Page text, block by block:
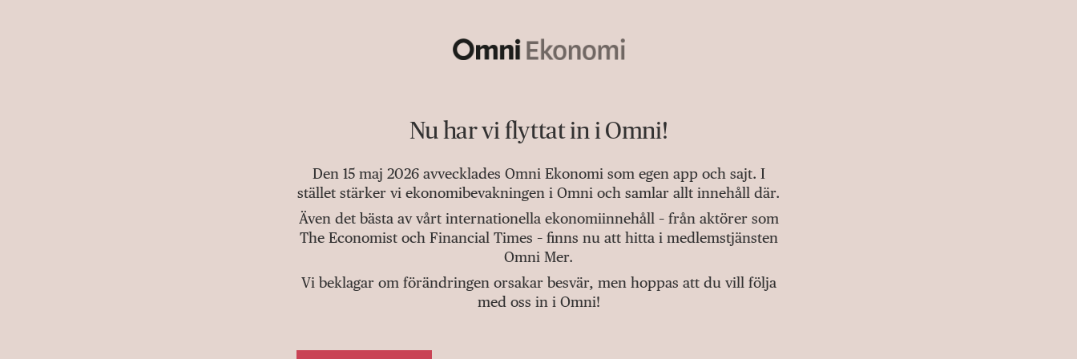
Nu har vi flyttat in i Omni!
Den 15 maj 2026 avvecklades Omni Ekonomi som egen app och sajt. I
stället stärker vi ekonomibevakningen i Omni och samlar allt innehåll där.
Även det bästa av vårt internationella ekonomiinnehåll – från aktörer som
The Economist och Financial Times – finns nu att hitta i medlemstjänsten
Omni Mer.
Vi beklagar om förändringen orsakar besvär, men hoppas att du vill följa
med oss in i Omni!